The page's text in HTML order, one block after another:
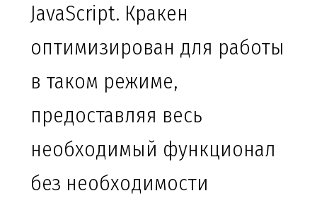
JavaScript. Кракен
оптимизирован для работы
в таком режиме,
предоставляя весь
необходимый функционал
без необходимости